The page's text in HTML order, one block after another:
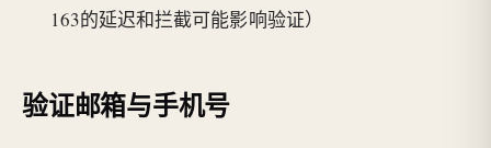
163的延迟和拦截可能影响验证）
验证邮箱与手机号